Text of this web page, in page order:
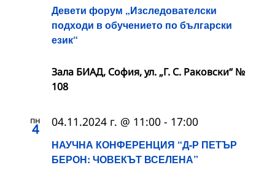
Девети форум „Изследователски
подходи в обучението по български
език“
Зала БИАД, София, ул. „Г. С. Раковски“ №
108
пн
4
НАУЧНА КОНФЕРЕНЦИЯ “Д-Р ПЕТЪР
БЕРОН: ЧОВЕКЪТ ВСЕЛЕНА”
04.11.2024 г. @ 11:00 - 17:00